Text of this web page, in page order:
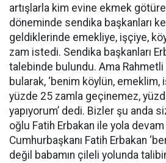
artışlarla kim evine ekmek
döneminde sendika başkanları
geldiklerinde emekliye, işçiye,
zam istedi. Sendika başkanları
talebinde bulundu. Ama Rahmetli
bularak, ‘benim köylün,
yüzde 25 zamla geçinemez,
yapıyorum’ dedi. Bizler şu anda
oğlu Fatih Erbakan ile yola
Cumhurbaşkanı Fatih Erbakan
değil babamın çileli yolunda